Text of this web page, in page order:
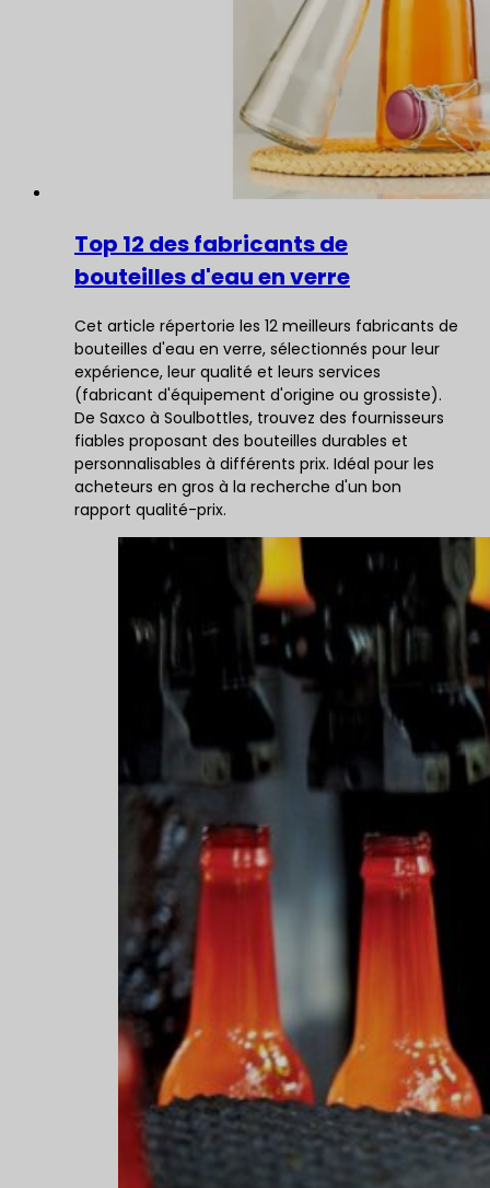
Top 12 des fabricants de
bouteilles d'eau en verre
Cet article répertorie les 12 meilleurs fabricants de
bouteilles d'eau en verre, sélectionnés pour leur
expérience, leur qualité et leurs services
(fabricant d'équipement d'origine ou grossiste).
De Saxco à Soulbottles, trouvez des fournisseurs
fiables proposant des bouteilles durables et
personnalisables à différents prix. Idéal pour les
acheteurs en gros à la recherche d'un bon
rapport qualité-prix.